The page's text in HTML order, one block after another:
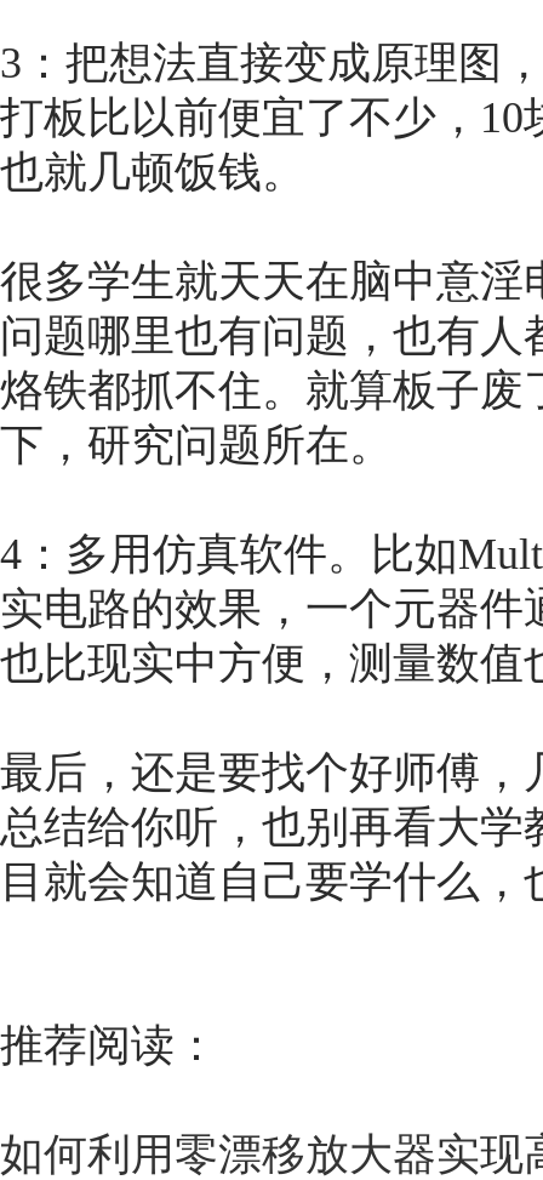
3：把想法直接变成原理图
打板比以前便宜了不少，
也就几顿饭钱。
很多学生就天天在脑中意
问题哪里也有问题，也有
烙铁都抓不住。就算板子
下，研究问题所在。
4：多用仿真软件。比如
实电路的效果，一个元器
也比现实中方便，测量数值
最后，还是要找个好师傅
总结给你听，也别再看大
目就会知道自己要学什么
推荐阅读：
如何利用零漂移放大器实现